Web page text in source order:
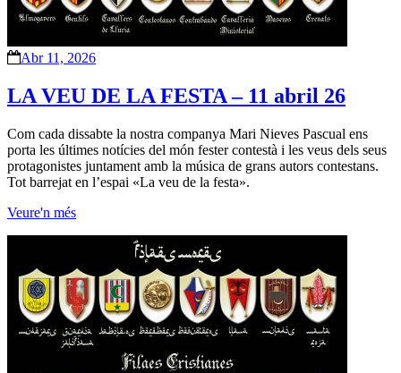
Abr 11, 2026
LA VEU DE LA FESTA – 11 abril 26
Com cada dissabte la nostra companya Mari Nieves Pascual ens
porta les últimes notícies del món fester contestà i les veus dels seus
protagonistes juntament amb la música de grans autors contestans.
Tot barrejat en l’espai «La veu de la festa».
Veure'n més